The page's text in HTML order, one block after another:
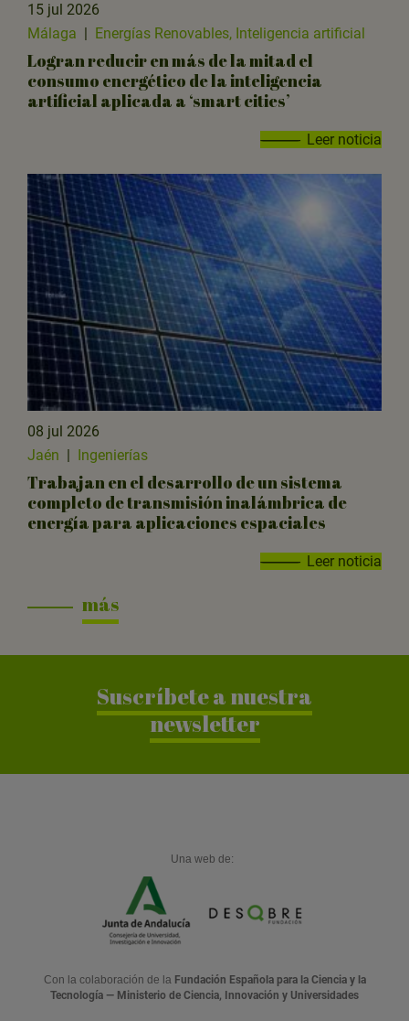
15 jul 2026
Málaga
Energías Renovables, Inteligencia artificial
Logran reducir en más de la mitad el
consumo energético de la inteligencia
artificial aplicada a ‘smart cities’
Leer noticia
08 jul 2026
Jaén | Ingenierías
Trabajan en el desarrollo de un sistema
completo de transmisión inalámbrica de
energía para aplicaciones espaciales
Leer noticia
más
Suscríbete a nuestra
newsletter
Una web de:
Con la colaboración de la Fundación Española para la Ciencia y la
Tecnología — Ministerio de Ciencia, Innovación y Universidades